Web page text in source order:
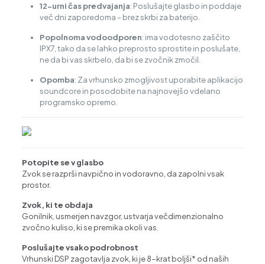
12-urni čas predvajanja: Poslušajte glasbo in poddaje
več dni zaporedoma – brez skrbi za baterijo.
Popolnoma vodoodporen: ima vodotesno zaščito
IPX7, tako da se lahko preprosto sprostite in poslušate,
ne da bi vas skrbelo, da bi se zvočnik zmočil.
Opomba: Za vrhunsko zmogljivost uporabite aplikacijo
soundcore in posodobite na najnovejšo vdelano
programsko opremo.
Potopite se v glasbo
Zvok se razprši navpično in vodoravno, da zapolni vsak
prostor.
Zvok, ki te obdaja
Gonilnik, usmerjen navzgor, ustvarja večdimenzionalno
zvočno kuliso, ki se premika okoli vas.
Poslušajte vsako podrobnost
Vrhunski DSP zagotavlja zvok, ki je 8-krat boljši* od naših